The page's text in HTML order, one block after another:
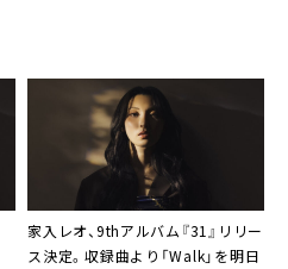
家入レオ、9thアルバム『31』リリー
ス決定。収録曲より「Walk」を明日